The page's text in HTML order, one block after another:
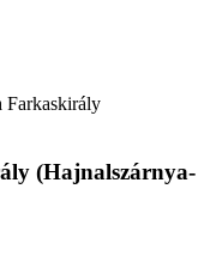
Farkaskirály
(Hajnalszárnya-